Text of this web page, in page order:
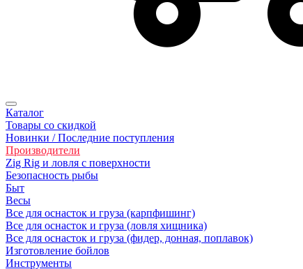
Каталог
Товары со скидкой
Новинки / Последние поступления
Производители
Zig Rig и ловля с поверхности
Безoпасность рыбы
Быт
Весы
Все для оснасток и груза (карпфишинг)
Все для оснасток и груза (ловля хищника)
Все для оснасток и груза (фидер, донная, поплавок)
Изготовление бойлов
Инструменты